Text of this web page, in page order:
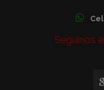
Seguinos